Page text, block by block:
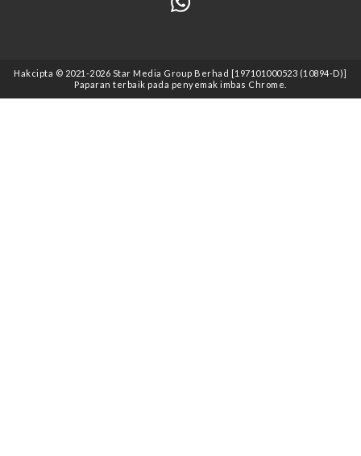
Hakcipta © 2021 -2026 Star Media Group Berhad [197101000523 (10894-D)]
Paparan terbaik pada penyemak imbas Chrome.